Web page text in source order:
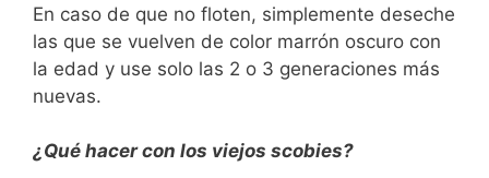
En caso de que no floten, simplemente deseche
las que se vuelven de color marrón oscuro con
la edad y use solo las 2 o 3 generaciones más
nuevas.
¿Qué hacer con los viejos scobies?